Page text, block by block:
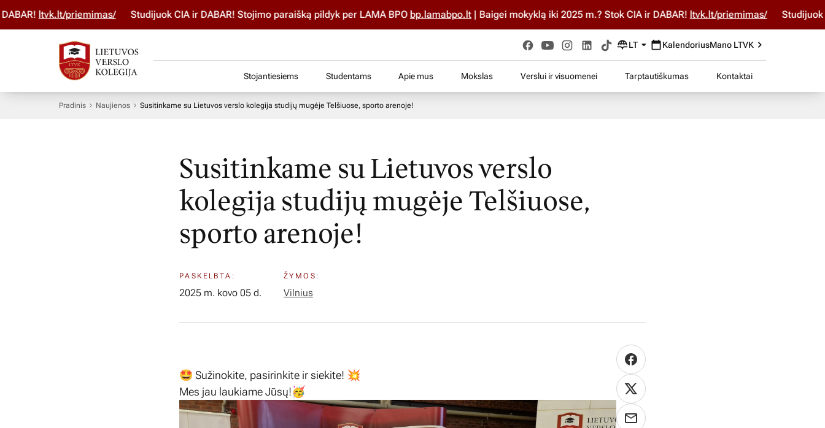
ltvk.lt/priemimas/ Studijuok ČIA ir DABAR! Stojimo paraišką pildyk per LAMA BPObp.lamabpo.lt| Baigei mokyklą iki 2025 m.? Stok ČIA ir DABAR!ltvk.lt/priemimas/ Studijuok ČIA
LT KalendoriusMano LTVK
Stojantiesiems Studentams Apie mus Mokslas Verslui ir visuomenei Tarptautiškumas Kontaktai
Pradinis Naujienos Susitinkame su Lietuvos verslo kolegija studijų mugėje Telšiuose, sporto arenoje!
Susitinkame su Lietuvos verslo
kolegija studijų mugėje Telšiuose,
sporto arenoje!
PASKELBTA:
2025 m. kovo 05 d.
ŽYMOS:
Vilnius
🤩 Sužinokite, pasirinkite ir siekite! 💥
Mes jau laukiame Jūsų!🥳